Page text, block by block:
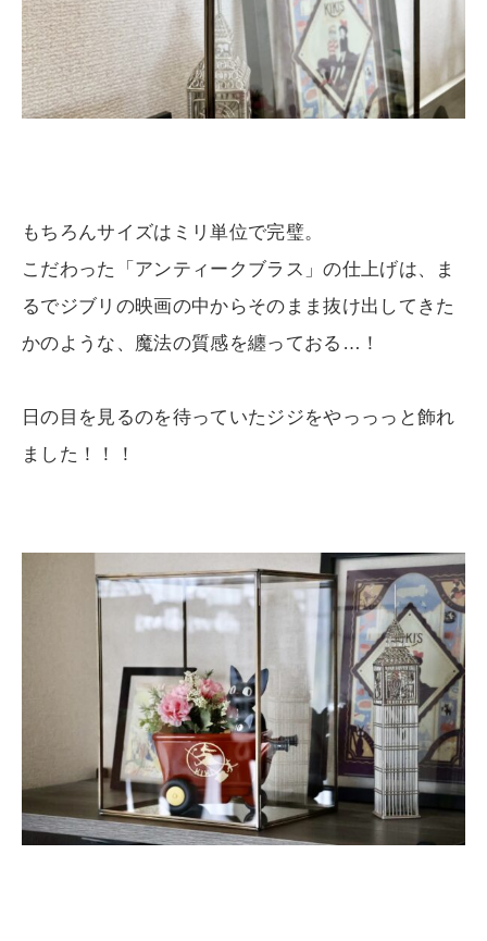
もちろんサイズはミリ単位で完璧。
こだわった「アンティークブラス」の仕上げは、ま
るでジブリの映画の中からそのまま抜け出してきた
かのような、魔法の質感を纏っておる…！
日の目を見るのを待っていたジジをやっっっと飾れ
ました！！！